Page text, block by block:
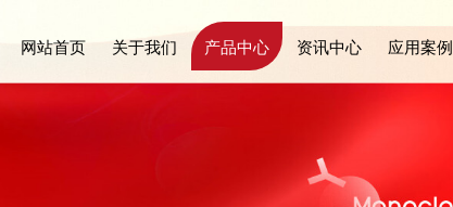
网站首页 关于我们 产品中心 资讯中心 应用案例